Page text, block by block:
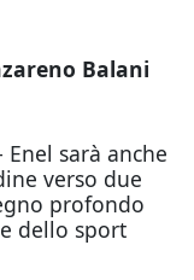
Balani
sarà anche
verso due
profondo
dello sport